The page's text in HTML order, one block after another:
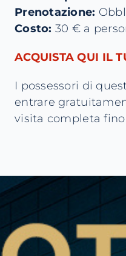
Prenotazione:
Costo: 30 € a
ACQUISTA QUI IL
I possessori di
entrare
visita completa